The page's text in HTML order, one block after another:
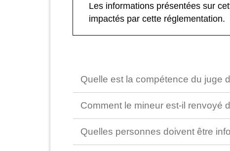
Les informations présentées sur
impactés par cette réglementation.
Quelle est la compétence du juge
Comment le mineur est-il renvoyé
Quelles personnes doivent être